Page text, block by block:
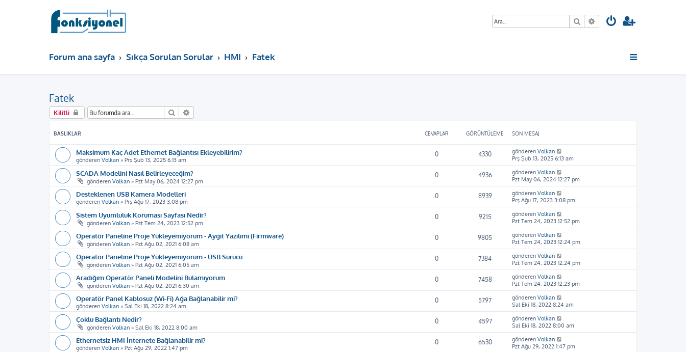
Ara Gelişmiş arama
Forum ana sayfa Sıkça Sorulan Sorular HMI Fatek
Fatek
Kilitli Ara
BAŞLIKLAR CEVAPLAR GÖRÜNTÜLEME SON MESAJ
Maksimum Kaç Adet Ethernet Bağlantısı Ekleyebilirim?
gönderen Volkan » Prş Şub 13, 2025 6:13 am
0 4330 gönderen Volkan
Prş Şub 13, 2025 6:13 am
SCADA Modelini Nasıl Belirleyeceğim?
gönderen Volkan » Pzt May 06, 2024 12:27 pm
0 4936 gönderen Volkan
Pzt May 06, 2024 12:27 pm
Desteklenen USB Kamera Modelleri
gönderen Volkan » Prş Ağu 17, 2023 3:08 pm
0 8939 gönderen Volkan
Prş Ağu 17, 2023 3:08 pm
Sistem Uyumluluk Koruması Sayfası Nedir?
gönderen Volkan » Pzt Tem 24, 2023 12:52 pm
0 9215 gönderen Volkan
Pzt Tem 24, 2023 12:52 pm
Operatör Paneline Proje Yükleyemiyorum - Aygıt Yazılımı (Firmware)
gönderen Volkan » Pzt Ağu 02, 2021 6:08 am
0 9805 gönderen Volkan
Pzt Tem 24, 2023 12:24 pm
Operatör Paneline Proje Yükleyemiyorum - USB Sürücü
gönderen Volkan » Pzt Ağu 02, 2021 6:05 am
0 7384 gönderen Volkan
Pzt Tem 24, 2023 12:24 pm
Aradığım Operatör Paneli Modelini Bulamıyorum
gönderen Volkan » Pzt Ağu 02, 2021 6:30 am
0 7458 gönderen Volkan
Pzt Tem 24, 2023 12:23 pm
Operatör Panel Kablosuz (Wi-Fi) Ağa Bağlanabilir mi?
gönderen Volkan » Sal Eki 18, 2022 8:24 am
0 5797 gönderen Volkan
Sal Eki 18, 2022 8:24 am
Çoklu Bağlantı Nedir?
gönderen Volkan » Sal Eki 18, 2022 8:00 am
0 4597 gönderen Volkan
Sal Eki 18, 2022 8:00 am
Ethernetsiz HMI İnternete Bağlanabilir mi?
gönderen Volkan » Pzt Ağu 29, 2022 1:47 pm
0 6530 gönderen Volkan
Pzt Ağu 29, 2022 1:47 pm